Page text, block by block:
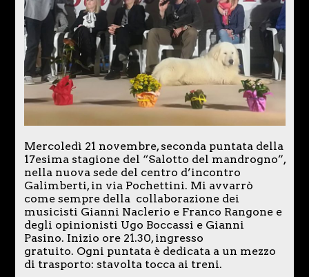
Mercoledì 21 novembre, seconda puntata della
17esima stagione del “Salotto del mandrogno”,
nella nuova sede del centro d’incontro
Galimberti, in via Pochettini. Mi avvarrò
come sempre della collaborazione dei
musicisti Gianni Naclerio e Franco Rangone e
degli opinionisti Ugo Boccassi e Gianni
Pasino. Inizio ore 21.30, ingresso
gratuito. Ogni puntata è dedicata a un mezzo
di trasporto: stavolta tocca ai treni.